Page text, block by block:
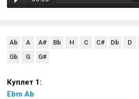
Ab A A# Bb H C C# Db D
Gb
G G#
Куплет 1:
Ebm Ab